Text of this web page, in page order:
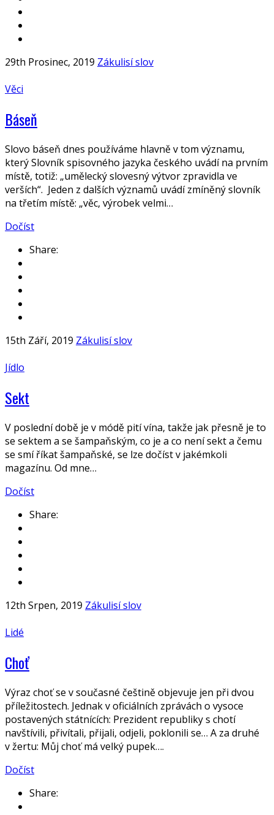
29th Prosinec, 2019 Zákulisí slov
Věci
Báseň
Slovo báseň dnes používáme hlavně v tom významu,
který Slovník spisovného jazyka českého uvádí na prvním
místě, totiž: „umělecký slovesný výtvor zpravidla ve
verších“. Jeden z dalších významů uvádí zmíněný slovník
na třetím místě: „věc, výrobek velmi…
Dočíst
Share:
15th Září, 2019 Zákulisí slov
Jídlo
Sekt
V poslední době je v módě pití vína, takže jak přesně je to
se sektem a se šampaňským, co je a co není sekt a čemu
se smí říkat šampaňské, se lze dočíst v jakémkoli
magazínu. Od mne…
Dočíst
Share:
12th Srpen, 2019 Zákulisí slov
Lidé
Choť
Výraz choť se v současné češtině objevuje jen při dvou
příležitostech. Jednak v oficiálních zprávách o vysoce
postavených státnících: Prezident republiky s chotí
navštívili, přivítali, přijali, odjeli, poklonili se… A za druhé
v žertu: Můj choť má velký pupek….
Dočíst
Share: